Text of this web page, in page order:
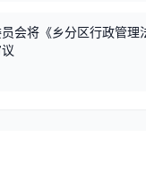
会将《乡分区行政管理